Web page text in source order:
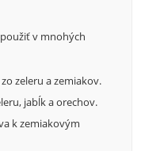
v mnohých
zeleru a zemiakov.
jabĺk a orechov.
k zemiakovým